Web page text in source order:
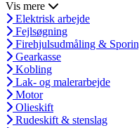
Vis mere
Elektrisk arbejde
Fejlsøgning
Firehjulsudmåling &
Gearkasse
Kobling
Lak- og malerarbejde
Motor
Olieskift
Rudeskift & stenslag